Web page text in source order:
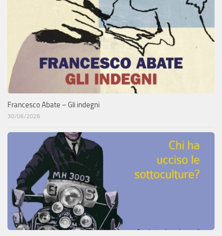
Francesco Abate – Gli indegni
30/06/2026